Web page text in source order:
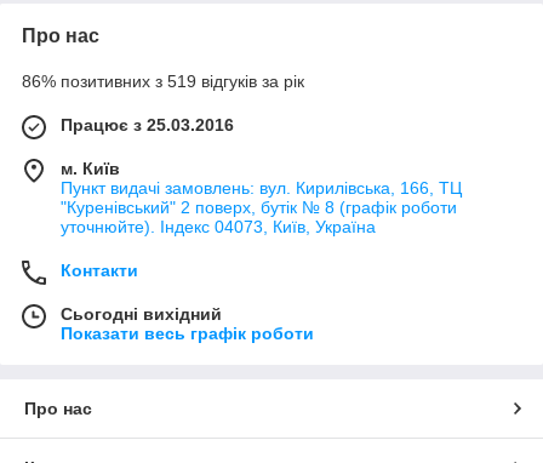
Про нас
86% позитивних з 519 відгуків за рік
Працює з 25.03.2016
м. Київ
Пункт видачі замовлень: вул. Кирилівська, 166, ТЦ
"Куренівський" 2 поверх, бутік № 8 (графік роботи
уточнюйте). Індекс 04073, Київ, Україна
Контакти
Сьогодні вихідний
Показати весь графік роботи
Про нас